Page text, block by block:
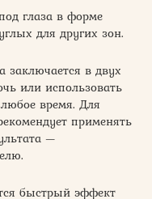
глаза в форме
для других зон.
заключается в двух
или использовать
время. Для
применять
—
быстрый эффект